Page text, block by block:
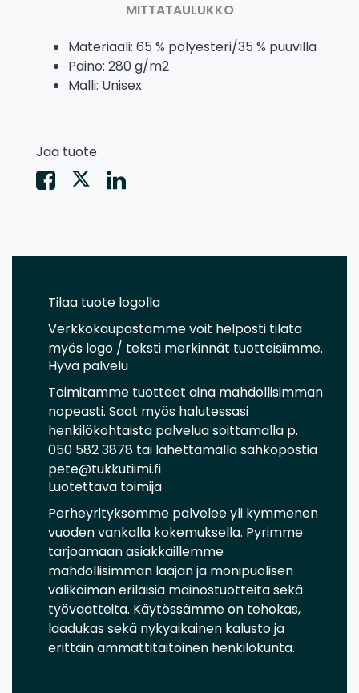
MITTATAULUKKO
Materiaali: 65 % polyesteri/35 % puuvilla
Paino: 280 g/m2
Malli: Unisex
Jaa tuote
Tilaa tuote logolla
Verkkokaupastamme voit helposti tilata
myös logo / teksti merkinnät tuotteisiimme.
Hyvä palvelu
Toimitamme tuotteet aina mahdollisimman
nopeasti. Saat myös halutessasi
henkilökohtaista palvelua soittamalla p.
050 582 3878 tai lähettämällä sähköpostia
pete@tukkutiimi.fi
Luotettava toimija
Perheyrityksemme palvelee yli kymmenen
vuoden vankalla kokemuksella. Pyrimme
tarjoamaan asiakkaillemme
mahdollisimman laajan ja monipuolisen
valikoiman erilaisia mainostuotteita sekä
työvaatteita. Käytössämme on tehokas,
laadukas sekä nykyaikainen kalusto ja
erittäin ammattitaitoinen henkilökunta.